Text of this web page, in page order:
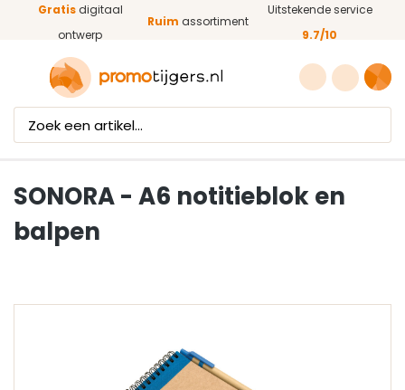
Ga naar de hoofdinhoud
Gratisdigitaal
ontwerp
Ruim assortiment
Uitstekende service
9.7/10
SONORA - A6 notitieblok en
balpen